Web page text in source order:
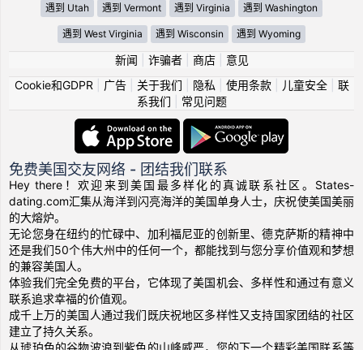
遇到 Utah 遇到 Vermont 遇到 Virginia 遇到 Washington
遇到 West Virginia 遇到 Wisconsin 遇到 Wyoming
新闻 诈骗者| 商店| 意见
Cookie和GDPR
广告| 关于我们 隐私 使用条款| 儿童安全| 联
系我们
常见问题
免费美国交友网络 - 团结我们联系
Hey there！欢迎来到美国最多样化的真诚联系社区。States-
dating.com汇集从海洋到闪亮海洋的美国单身人士，庆祝使美国美丽
的大熔炉。
无论您身在纽约的忙碌中、加利福尼亚的创新里、德克萨斯的精神中
还是我们50个伟大州中的任何一个，都能找到与您分享价值观和梦想
的兼容美国人。
体验我们完全免费的平台，它体现了美国机会、多样性和通过有意义
联系追求幸福的价值观。
成千上万的美国人通过我们既庆祝地区多样性又支持国家团结的社区
建立了持久关系。
从琥珀色的谷物波浪到紫色的山峰威严，您的下一个精彩美国联系等